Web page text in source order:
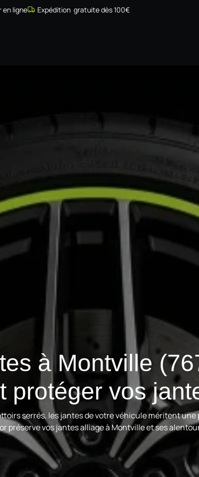
en ligne Expédition gratuite dès 100€
à Montville
protéger vos
serrés, les jantes de votre véhicule méritent
préserve vos jantes alliage à Montville et ses